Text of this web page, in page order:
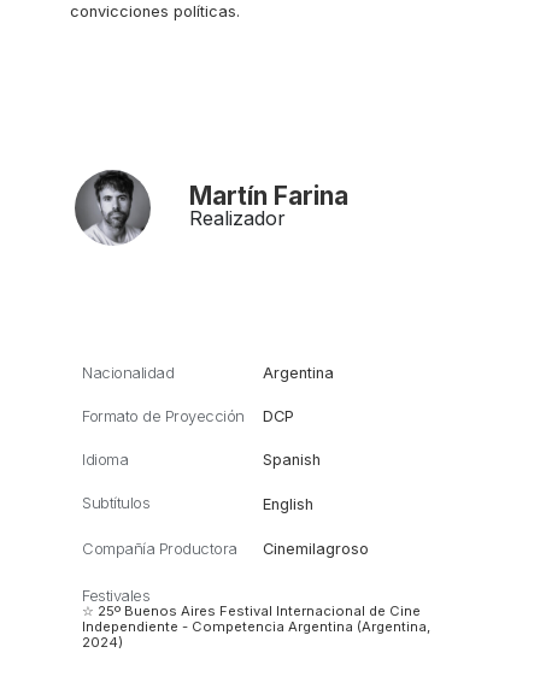
convicciones políticas.
Martín Farina
Realizador
Nacionalidad Argentina
Formato de Proyección DCP
Idioma Spanish
Subtítulos English
Compañía Productora Cinemilagroso
Festivales
☆ 25º Buenos Aires Festival Internacional de Cine
Independiente - Competencia Argentina (Argentina,
2024)